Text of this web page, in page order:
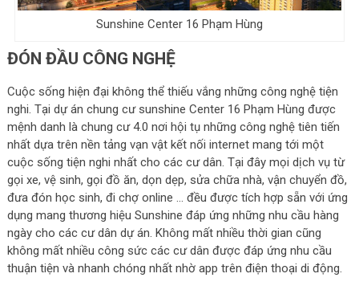
Sunshine Center 16 Phạm Hùng
ĐÓN ĐẦU CÔNG NGHỆ
Cuộc sống hiện đại không thể thiếu vắng những công nghệ tiện
nghi. Tại dự án chung cư sunshine Center 16 Phạm Hùng được
mệnh danh là chung cư 4.0 nơi hội tụ những công nghệ tiên tiến
nhất dựa trên nền tảng vạn vật kết nối internet mang tới một
cuộc sống tiện nghi nhất cho các cư dân. Tại đây mọi dịch vụ từ
gọi xe, vệ sinh, gọi đồ ăn, dọn dẹp, sửa chữa nhà, vận chuyển đồ,
đưa đón học sinh, đi chợ online … đều được tích hợp sẵn với ứng
dụng mang thương hiệu Sunshine đáp ứng những nhu cầu hàng
ngày cho các cư dân dự án. Không mất nhiều thời gian cũng
không mất nhiều công sức các cư dân được đáp ứng nhu cầu
thuận tiện và nhanh chóng nhất nhờ app trên điện thoại di động.